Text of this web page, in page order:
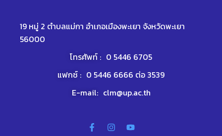
19 หมู่ 2 ตำบลแม่กา อำเภอเมืองพะเยา จังหวัดพะเยา
56000
โทรศัพท์ : 0 5446 6705
แฟกซ์ : 0 5446 6666 ต่อ 3539
E-mail: clm@up.ac.th